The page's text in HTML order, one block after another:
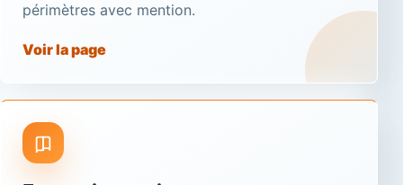
périmètres avec mention.
Voir la page